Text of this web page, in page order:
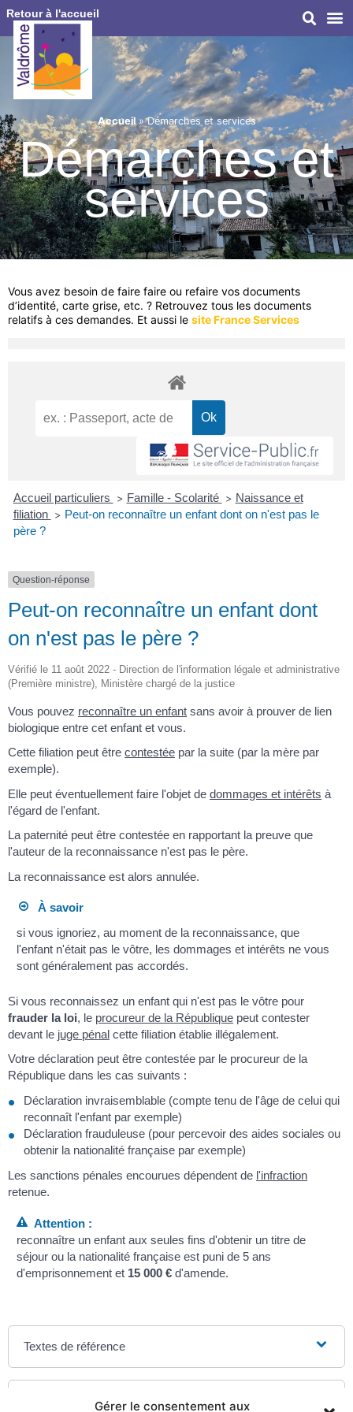
Gérer le consentement aux
Retour à l'accueil
Accueil»Démarches et services
Démarches et
services
Vous avez besoin de faire faire ou refaire vos documents
d’identité, carte grise, etc. ? Retrouvez tous les documents
relatifs à ces demandes. Et aussi le site France Services
Accueil particuliers > Famille - Scolarité > Naissance et
filiation > Peut-on reconnaître un enfant dont on n'est pas le
père ?
Question-réponse
Peut-on reconnaître un enfant dont
on n'est pas le père ?
Vérifié le 11 août 2022 - Direction de l'information légale et administrative
(Première ministre), Ministère chargé de la justice
Vous pouvez reconnaître un enfant sans avoir à prouver de lien
biologique entre cet enfant et vous.
Cette filiation peut être contestée par la suite (par la mère par
exemple).
Elle peut éventuellement faire l'objet de dommages et intérêts à
l'égard de l'enfant.
La paternité peut être contestée en rapportant la preuve que
l'auteur de la reconnaissance n'est pas le père.
La reconnaissance est alors annulée.
À savoir
si vous ignoriez, au moment de la reconnaissance, que
l'enfant n'était pas le vôtre, les dommages et intérêts ne vous
sont généralement pas accordés.
Si vous reconnaissez un enfant qui n'est pas le vôtre pour
frauder la loi, le procureur de la République peut contester
devant le juge pénal cette filiation établie illégalement.
Votre déclaration peut être contestée par le procureur de la
République dans les cas suivants :
Déclaration invraisemblable (compte tenu de l'âge de celui qui
reconnaît l'enfant par exemple)
Déclaration frauduleuse (pour percevoir des aides sociales ou
obtenir la nationalité française par exemple)
Les sanctions pénales encourues dépendent de l'infraction
retenue.
Attention :
reconnaître un enfant aux seules fins d'obtenir un titre de
séjour ou la nationalité française est puni de 5 ans
d'emprisonnement et 15 000 € d'amende.
Textes de référence